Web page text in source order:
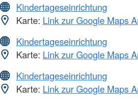
Kindertageseinrichtung
Karte: Link zur Google Maps
Kindertageseinrichtung
Karte: Link zur Google Maps
Kindertageseinrichtung
Karte: Link zur Google Maps